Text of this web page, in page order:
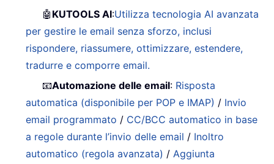
🤖 KUTOOLS AI:Utilizza tecnologia AI avanzata
per gestire le email senza sforzo, inclusi
rispondere, riassumere, ottimizzare, estendere,
tradurre e comporre email.
📧Automazione delle email: Risposta
automatica (disponibile per POP e IMAP) / Invio
email programmato / CC/BCC automatico in base
a regole durante l’invio delle email / Inoltro
automatico (regola avanzata) /Aggiunta